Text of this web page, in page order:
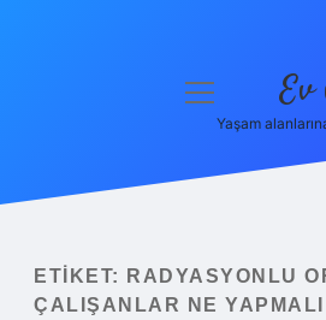
Yasal Uyarı
menüyü
Ev
Yaşam
ETIKET:
RADYASYONLU
ÇALIŞANLAR NE YAPMALI